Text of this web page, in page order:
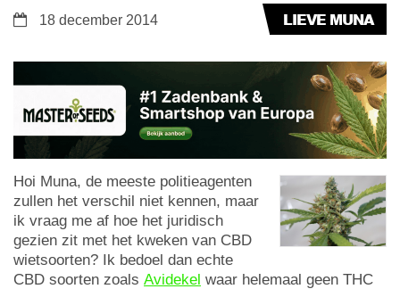
LIEVE MUNA
18 december 2014
Hoi Muna, de meeste politieagenten
zullen het verschil niet kennen, maar
ik vraag me af hoe het juridisch
gezien zit met het kweken van CBD
wietsoorten? Ik bedoel dan echte
CBD soorten zoals Avidekel waar helemaal geen THC